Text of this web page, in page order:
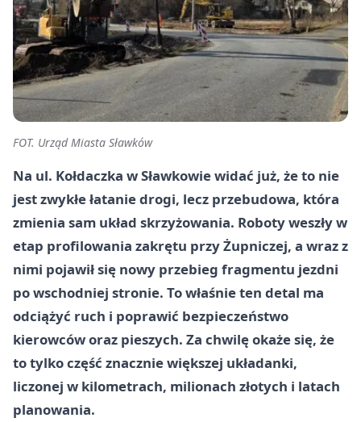
FOT. Urząd Miasta Sławków
Na ul. Kołdaczka w Sławkowie widać już, że to nie
jest zwykłe łatanie drogi, lecz przebudowa, która
zmienia sam układ skrzyżowania. Roboty weszły w
etap profilowania zakrętu przy Żupniczej, a wraz z
nimi pojawił się nowy przebieg fragmentu jezdni
po wschodniej stronie. To właśnie ten detal ma
odciążyć ruch i poprawić bezpieczeństwo
kierowców oraz pieszych. Za chwilę okaże się, że
to tylko część znacznie większej układanki,
liczonej w kilometrach, milionach złotych i latach
planowania.